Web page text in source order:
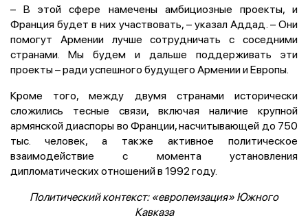
– В этой сфере намечены амбициозные проекты, и
Франция будет в них участвовать, – указал Аддад. – Они
помогут Армении лучше сотрудничать с соседними
странами. Мы будем и дальше поддерживать эти
проекты – ради успешного будущего Армении и Европы.
Кроме того, между двумя странами исторически
сложились тесные связи, включая наличие крупной
армянской диаспоры во Франции, насчитывающей до 750
тыс. человек, а также активное политическое
взаимодействие с момента установления
дипломатических отношений в 1992 году.
Политический контекст: «европеизация» Южного
Кавказа